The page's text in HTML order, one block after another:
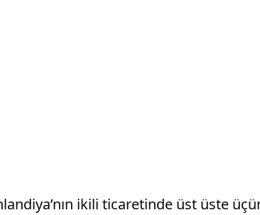
ikili ticaretinde üst üste